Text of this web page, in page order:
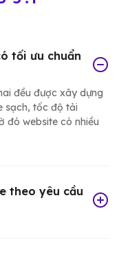
tối ưu chuẩn
đều được xây dựng
sạch, tốc độ tải
đó website có nhiều
theo yêu cầu